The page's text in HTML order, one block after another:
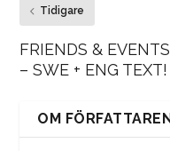
Tidigare
FRIENDS & EVENTS
– SWE + ENG TEXT!
OM FÖRFATTAREN